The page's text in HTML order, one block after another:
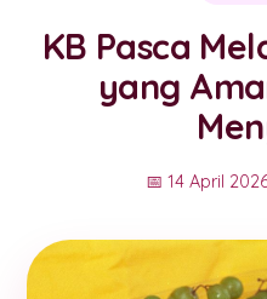
KB Pasca
yang
📅 14 April